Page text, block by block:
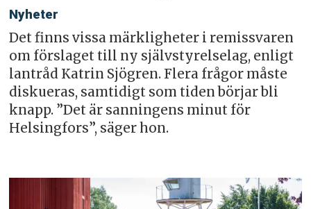
Nyheter
Det finns vissa märkligheter i remissvaren
om förslaget till ny självstyrelselag, enligt
lantråd Katrin Sjögren. Flera frågor måste
diskueras, samtidigt som tiden börjar bli
knapp. ”Det är sanningens minut för
Helsingfors”, säger hon.